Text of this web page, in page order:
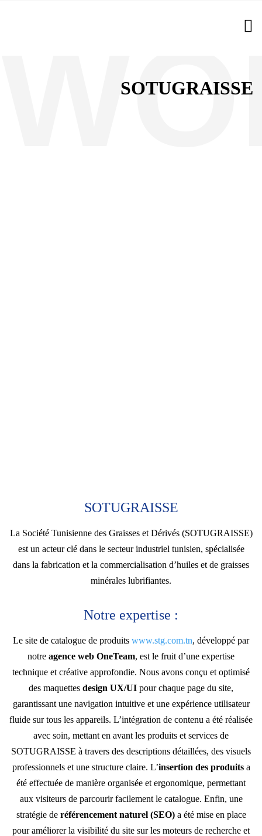
SOTUGRAISSE
SOTUGRAISSE
La Société Tunisienne des Graisses et Dérivés (SOTUGRAISSE)
est un acteur clé dans le secteur industriel tunisien, spécialisée
dans la fabrication et la commercialisation d’huiles et de graisses
minérales lubrifiantes.
Notre expertise :
Le site de catalogue de produits www.stg.com.tn, développé par
notre agence web OneTeam, est le fruit d’une expertise
technique et créative approfondie. Nous avons conçu et optimisé
des maquettes design UX/UI pour chaque page du site,
garantissant une navigation intuitive et une expérience utilisateur
fluide sur tous les appareils. L’intégration de contenu a été réalisée
avec soin, mettant en avant les produits et services de
SOTUGRAISSE à travers des descriptions détaillées, des visuels
professionnels et une structure claire. L’insertion des produitsa
été effectuée de manière organisée et ergonomique, permettant
aux visiteurs de parcourir facilement le catalogue. Enfin, une
stratégie de référencement naturel (SEO)a été mise en place
pour améliorer la visibilité du site sur les moteurs de recherche et